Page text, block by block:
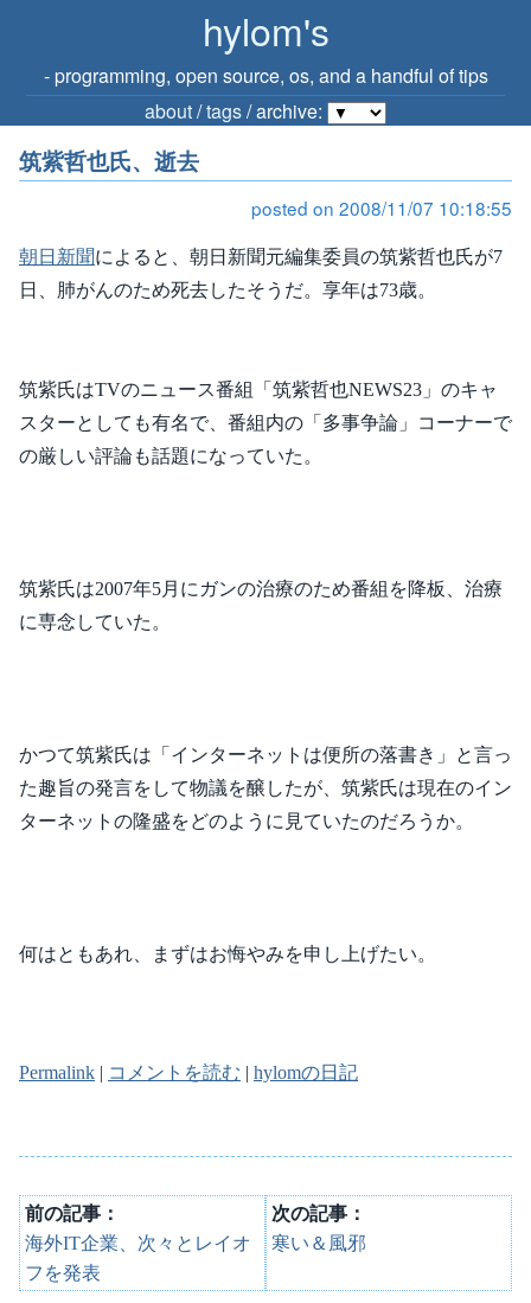
hylom's
‐ programming, open source, os, and a handful of tips
about/tags/ archive:
筑紫哲也氏、逝去
posted on 2008/11/07 10:18:55
朝日新聞によると、朝日新聞元編集委員の筑紫哲也氏が7
日、肺がんのため死去したそうだ。享年は73歳。
筑紫氏はTVのニュース番組「筑紫哲也NEWS23」のキャ
スターとしても有名で、番組内の「多事争論」コーナーで
の厳しい評論も話題になっていた。
筑紫氏は2007年5月にガンの治療のため番組を降板、治療
に専念していた。
かつて筑紫氏は「インターネットは便所の落書き」と言っ
た趣旨の発言をして物議を醸したが、筑紫氏は現在のイン
ターネットの隆盛をどのように見ていたのだろうか。
何はともあれ、まずはお悔やみを申し上げたい。
Permalink | コメントを読む | hylomの日記
前の記事：
海外IT企業、次々とレイオ
フを発表
次の記事：
寒い＆風邪